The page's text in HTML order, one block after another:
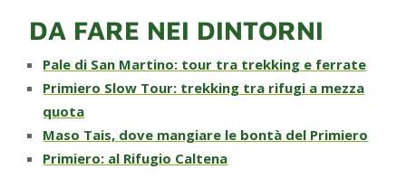
DA FARE NEI DINTORNI
Pale di San Martino: tour tra trekking e ferrate
Primiero Slow Tour: trekking tra rifugi a mezza
quota
Maso Tais, dove mangiare le bontà del Primiero
Primiero: al Rifugio Caltena